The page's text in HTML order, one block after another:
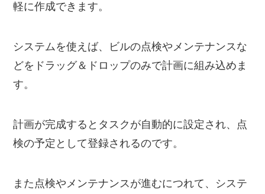
軽に作成できます。
システムを使えば、ビルの点検やメンテナンスな
どをドラッグ＆ドロップのみで計画に組み込めま
す。
計画が完成するとタスクが自動的に設定され、点
検の予定として登録されるのです。
また点検やメンテナンスが進むにつれて、システ